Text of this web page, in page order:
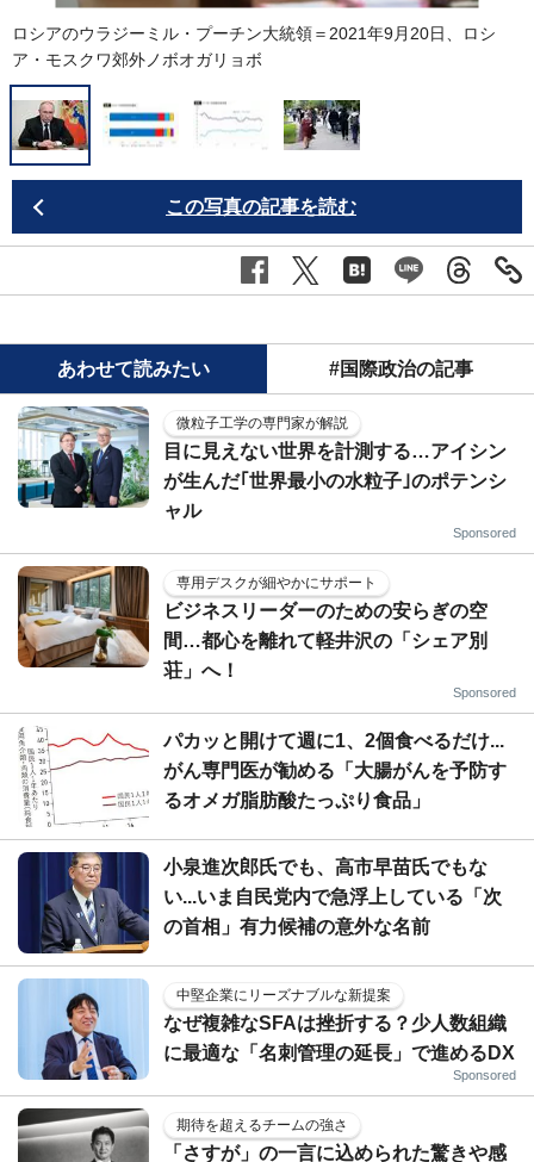
ロシアのウラジーミル・プーチン大統領＝2021年9月20日、ロシ
ア・モスクワ郊外ノボオガリョボ
この写真の記事を読む
あわせて読みたい #国際政治の記事
微粒子工学の専門家が解説
目に見えない世界を計測する…アイシン
が生んだ｢世界最小の水粒子｣のポテンシ
ャル
Sponsored
専用デスクが細やかにサポート
ビジネスリーダーのための安らぎの空
間…都心を離れて軽井沢の「シェア別
荘」へ！
Sponsored
パカッと開けて週に1、2個食べるだけ...
がん専門医が勧める「大腸がんを予防す
るオメガ脂肪酸たっぷり食品」
小泉進次郎氏でも、高市早苗氏でもな
い...いま自民党内で急浮上している「次
の首相」有力候補の意外な名前
中堅企業にリーズナブルな新提案
なぜ複雑なSFAは挫折する？少人数組織
に最適な「名刺管理の延長」で進めるDX
Sponsored
期待を超えるチームの強さ
「さすが」の一言に込められた驚きや感